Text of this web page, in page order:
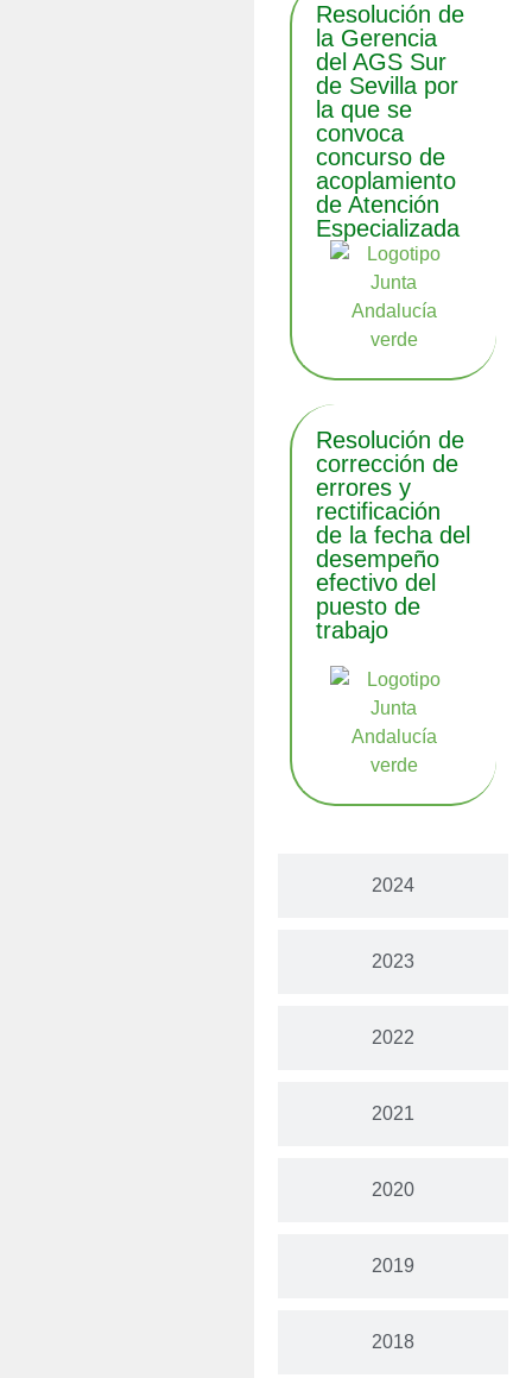
2024
2023
2022
2021
2020
2019
2018
Resolución de
la Gerencia
del AGS Sur
de Sevilla por
la que se
convoca
concurso de
acoplamiento
de Atención
Especializada
Resolución de
corrección de
errores y
rectificación
de la fecha del
desempeño
efectivo del
puesto de
trabajo